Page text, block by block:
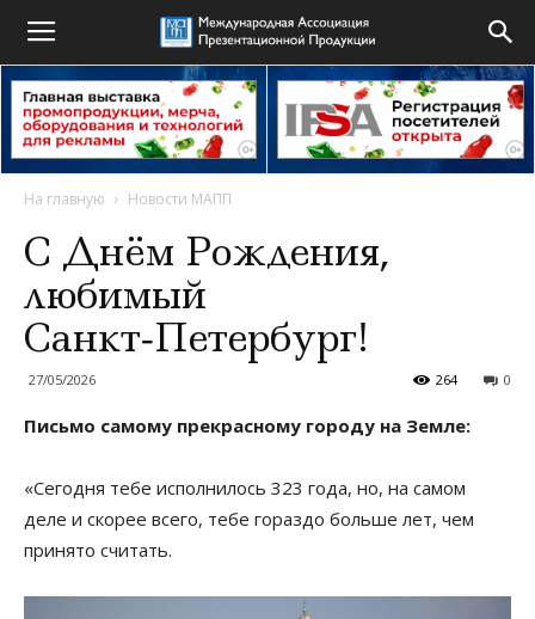
На главную Новости МАПП
С Днём Рождения,
любимый
Санкт‑Петербург!
27/05/2026 0
264
Письмо самому прекрасному городу на Земле:
«Сегодня тебе исполнилось 323 года, но, на самом
деле и скорее всего, тебе гораздо больше лет, чем
принято считать.